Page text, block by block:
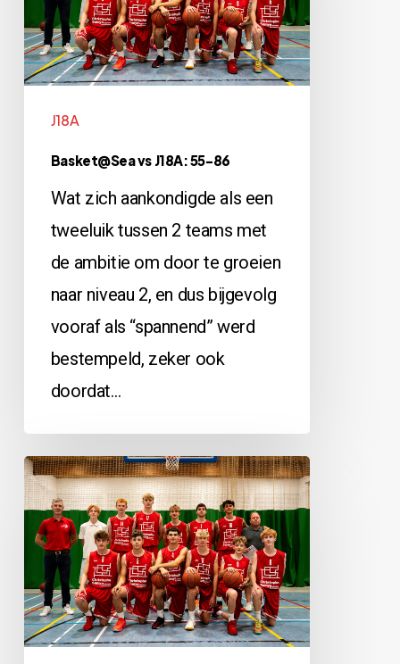
J18A
Basket@Sea vs J18A: 55-86
Wat zich aankondigde als een
tweeluik tussen 2 teams met
de ambitie om door te groeien
naar niveau 2, en dus bijgevolg
vooraf als “spannend” werd
bestempeld, zeker ook
doordat…
Koksijde
vs
J18A:
48-
115